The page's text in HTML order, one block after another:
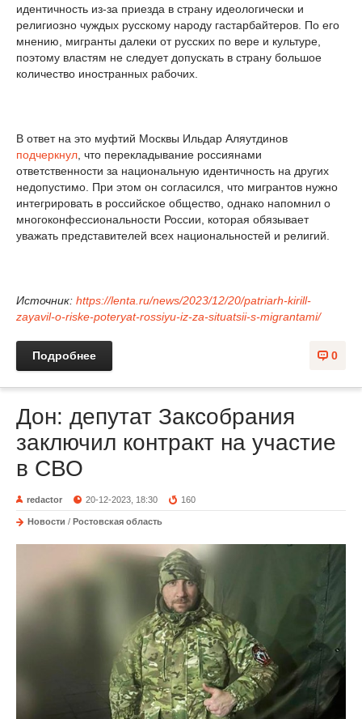
идентичность из-за приезда в страну идеологически и
религиозно чуждых русскому народу гастарбайтеров. По его
мнению, мигранты далеки от русских по вере и культуре,
поэтому властям не следует допускать в страну большое
количество иностранных рабочих.
В ответ на это муфтий Москвы Ильдар Аляутдинов
подчеркнул , что перекладывание россиянами
ответственности за национальную идентичность на других
недопустимо. При этом он согласился, что мигрантов нужно
интегрировать в российское общество, однако напомнил о
многоконфессиональности России, которая обязывает
уважать представителей всех национальностей и религий.
Источник: https://lenta.ru/news/2023/12/20/patriarh-kirill-
zayavil-o-riske-poteryat-rossiyu-iz-za-situatsii-s-migrantami/
0
Подробнее
Дон: депутат Заксобрания
заключил контракт на участие
в СВО
redactor 20-12-2023, 18:30 160
Новости / Ростовская область